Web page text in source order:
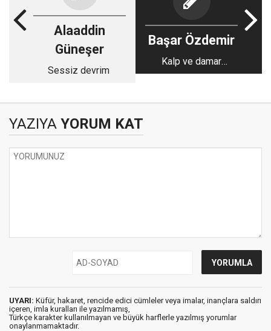
Alaaddin
Güneşer
Sessiz devrim
Başar Özdemir
Kalp ve damar
cerrahisi ve şiiri
YAZIYA YORUM KAT
UYARI: Küfür, hakaret, rencide edici cümleler veya imalar, inançlara saldırı
içeren, imla kuralları ile yazılmamış,
Türkçe karakter kullanılmayan ve büyük harflerle yazılmış yorumlar
onaylanmamaktadır.